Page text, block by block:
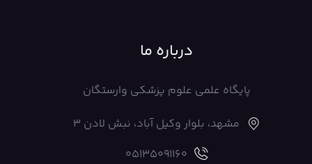
درباره ما
پایگاه علمی علوم پزشکی وارستگان
مشهد، بلوار وکیل آباد، نبش لادن 3
05135091160